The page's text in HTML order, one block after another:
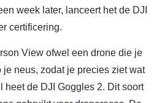
week later, lanceert het de DJI
certificering.
View ofwel een drone die je
je neus, zodat je precies ziet wat
heet de DJI Goggles 2. Dit soort